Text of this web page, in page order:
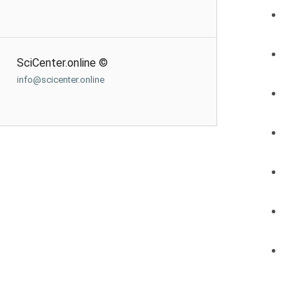
SciCenter.online ©
info@scicenter.online